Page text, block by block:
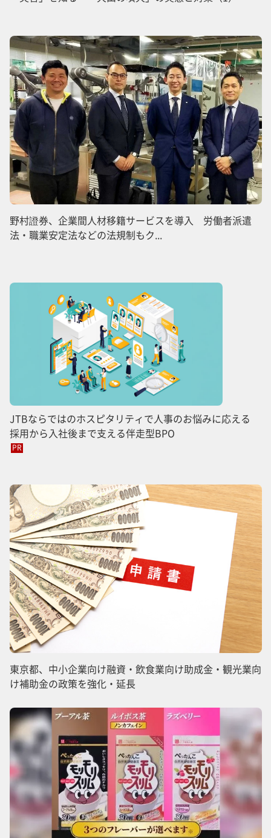
野村證券、企業間人材移籍サービスを導入 労働者派遣
法・職業安定法などの法規制もク...
JTBならではのホスピタリティで人事のお悩みに応える
採用から入社後まで支える伴走型BPO
PR
東京都、中小企業向け融資・飲食業向け助成金・観光業向
け補助金の政策を強化・延長